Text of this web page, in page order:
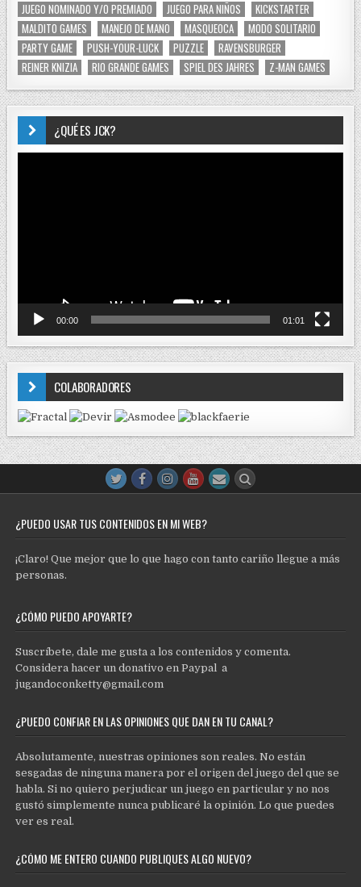
JUEGO NOMINADO Y/O PREMIADO
JUEGO PARA NIÑOS
KICKSTARTER
MALDITO GAMES
MANEJO DE MANO MASQUEOCA
MODO SOLITARIO
PARTY GAME
PUSH-YOUR-LUCK PUZZLE
RAVENSBURGER
REINER KNIZIA
RIO GRANDE GAMES SPIEL DES JAHRES Z-MAN GAMES
¿QUÉ ES JCK?
00:00 01:01
COLABORADORES
¿PUEDO USAR TUS CONTENIDOS EN MI WEB?
¡Claro! Que mejor que lo que hago con tanto cariño llegue a más
personas.
¿CÓMO PUEDO APOYARTE?
Suscríbete, dale me gusta a los contenidos y comenta.
Considera hacer un donativo en Paypal a
jugandoconketty@gmail.com
¿PUEDO CONFIAR EN LAS OPINIONES QUE DAN EN TU CANAL?
Absolutamente, nuestras opiniones son reales. No están
sesgadas de ninguna manera por el origen del juego del que se
habla. Si no quiero perjudicar un juego en particular y no nos
gustó simplemente nunca publicaré la opinión. Lo que puedes
ver es real.
¿CÓMO ME ENTERO CUANDO PUBLIQUES ALGO NUEVO?